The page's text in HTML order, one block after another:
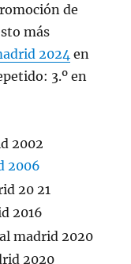
de
más
2024 en
3.º en